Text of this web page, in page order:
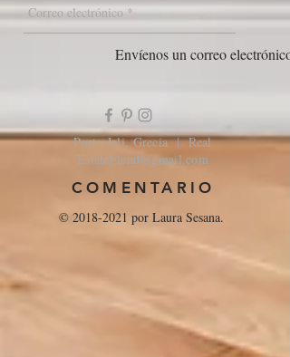
Envíenos un correo electrónico
Porto Jeli, Grecia | Real
EstateFiend@gmail.com
COMENTARIO
© 2018-2021 por Laura Sesana.